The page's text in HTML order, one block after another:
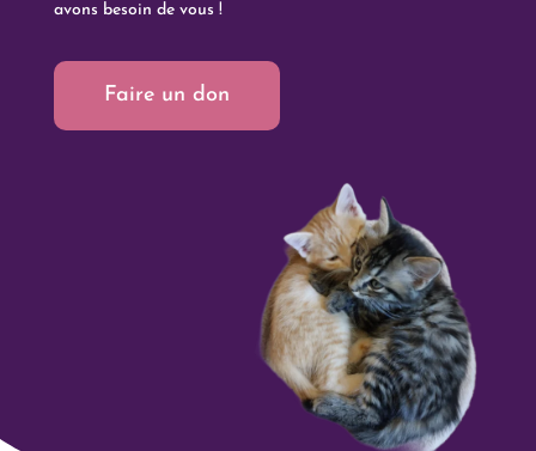
avons besoin de vous !
Faire un don